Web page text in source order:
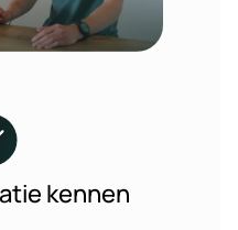
kennen